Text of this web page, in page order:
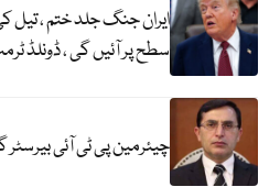
ایران جنگ جلد ختم ،
سطح پر آئیں گی ، ڈونلڈ
چیئرمین پی ٹی آئی بیرسٹر